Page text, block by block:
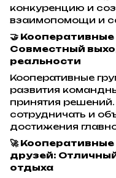
конкуренцию и
взаимопомощи и
🤝
Совместный
реальности
Кооперативные
развития
принятия
сотрудничать и
достижения
🚀
друзей:
отдыха